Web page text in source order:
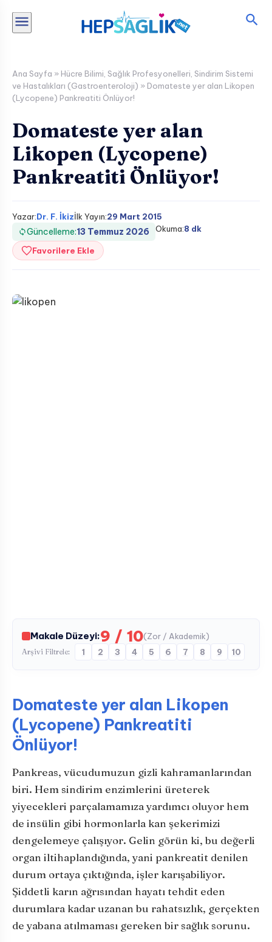
atla
Ana Sayfa » Hücre Bilimi Sağlık Profesyonelleri Sindirim Sistemi
ve Hastalıkları (Gastroenteroloji) » Domateste yer alan Likopen
(Lycopene) Pankreatiti Önlüyor!
Domateste yer alan
Likopen (Lycopene)
Pankreatiti Önlüyor!
Yazar:Dr. F. İkizİlk Yayın:29 Mart 2015
Güncelleme:13 Temmuz 2026 Okuma:8 dk
Favorilere Ekle
Makale Düzeyi:9 / 10(Zor / Akademik)
Arşivi Filtrele: 1 2 3 4 5 6 7 8 9 10
Domateste yer alan Likopen
(Lycopene) Pankreatiti
Önlüyor!
Pankreas, vücudumuzun gizli kahramanlarından
biri. Hem sindirim enzimlerini üreterek
yiyecekleri parçalamamıza yardımcı oluyor hem
de insülin gibi hormonlarla kan şekerimizi
dengelemeye çalışıyor. Gelin görün ki, bu değerli
organ iltihaplandığında, yani pankreatit denilen
durum ortaya çıktığında, işler karışabiliyor.
Şiddetli karın ağrısından hayatı tehdit eden
durumlara kadar uzanan bu rahatsızlık, gerçekten
de yabana atılmaması gereken bir sağlık sorunu.